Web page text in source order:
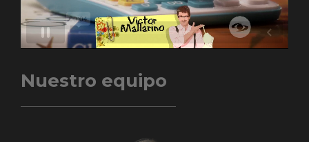
Nuestro equipo